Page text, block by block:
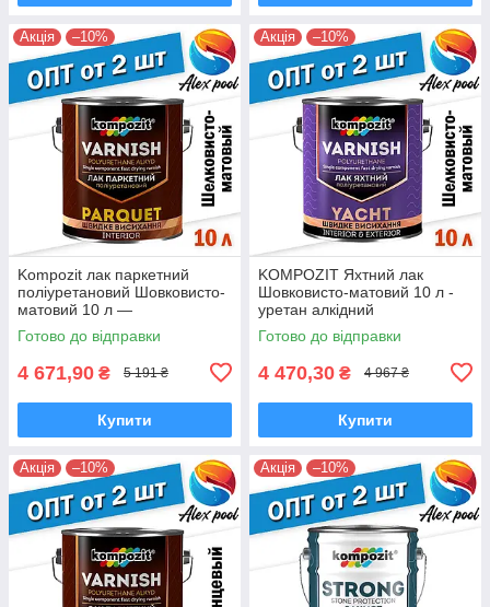
Акція –10%
Kompozit лак паркетний
поліуретановий Шовковисто-
матовий 10 л —
високоміцний
алкідноуретановий
Готово до відправки
4 671,90 ₴ 5 191 ₴
Купити
Акція –10%
KOMPOZIT Яхтний лак
Шовковисто-матовий 10 л -
уретан алкідний
високоміцний
атмосферостійкий
Готово до відправки
4 470,30 ₴ 4 967 ₴
Купити
Акція –10% Акція –10%